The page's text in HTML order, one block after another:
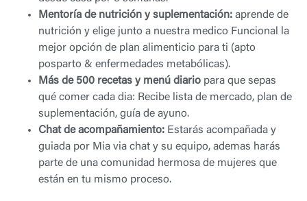
Mentoría de nutrición y suplementación: aprende de
nutrición y elige junto a nuestra medico Funcional la
mejor opción de plan alimenticio para ti (apto
posparto & enfermedades metabólicas).
Más de 500 recetas y menú diario para que sepas
qué comer cada dia: Recibe lista de mercado, plan de
suplementación, guía de ayuno.
Chat de acompañamiento: Estarás acompañada y
guiada por Mia via chat y su equipo, ademas harás
parte de una comunidad hermosa de mujeres que
están en tu mismo proceso.